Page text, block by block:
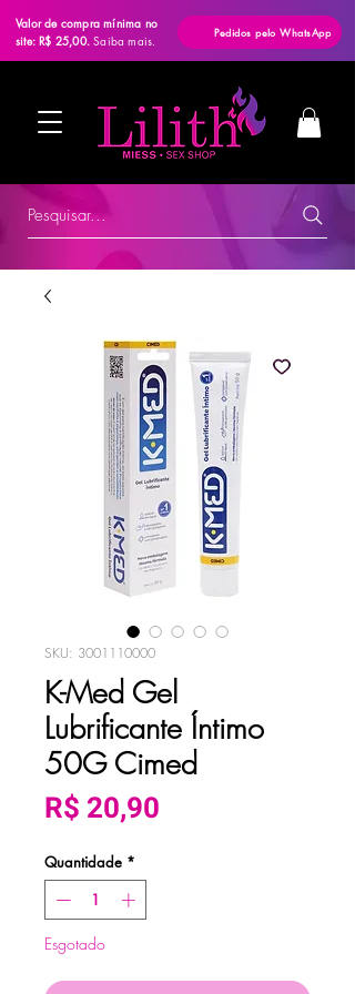
Valor de compra mínima no
site: R$ 25,00.Saiba mais. Pedidos pelo WhatsApp
Pesquisar...
SKU: 3001110000
K-Med Gel
Lubrificante Íntimo
50G Cimed
R$ 20,90
Quantidade *
Esgotado